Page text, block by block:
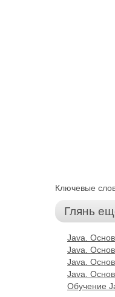
Ключевые
Глянь
Java.
Java.
Java.
Java.
Обучение